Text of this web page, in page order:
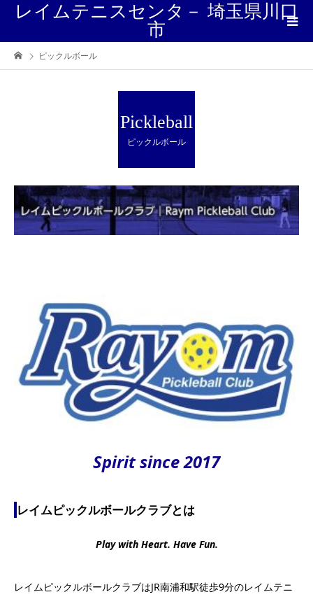
レイムテニスセンタ－ 埼玉県川口
市
ピックルボール
Pickleball
ピックルボール
Spirit since 2017
レイムピックルボールクラブとは
Play with Heart. Have Fun.
レイムピックルボールクラブはJR南浦和駅徒歩9分のレイムテニ